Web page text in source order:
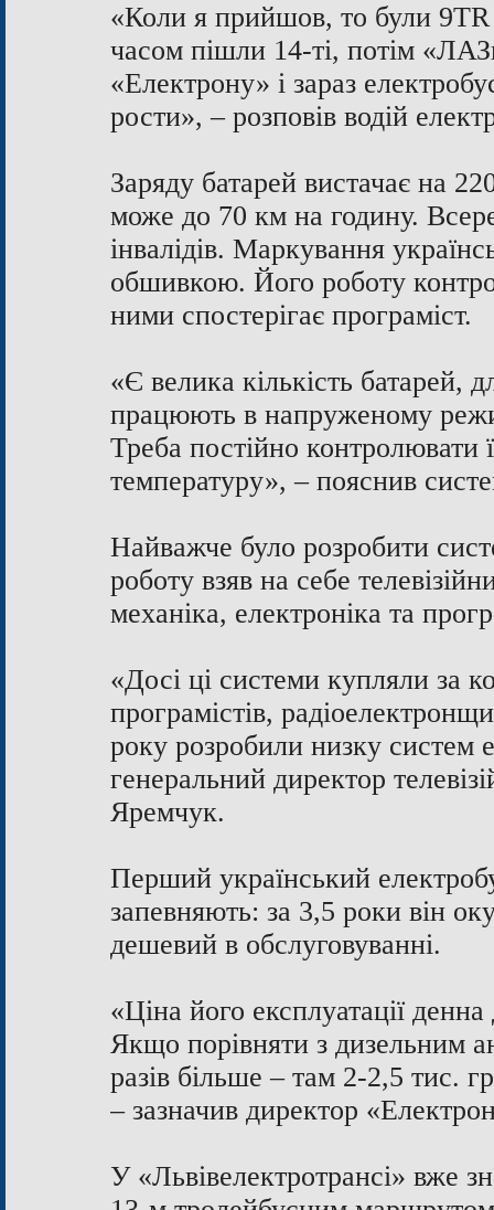
«Коли я прийшов, то були 9ТR
часом пішли 14-ті, потім
«Електрону» і зараз
рости», – розповів водій
Заряду батарей вистачає на
може до 70 км на годину.
інвалідів. Маркування
обшивкою. Його роботу
ними спостерігає програміст.
«Є велика кількість батарей,
працюють в напруженому
Треба постійно контролювати
температуру», – пояснив
Найважче було розробити
роботу взяв на себе
механіка, електроніка та
«Досі ці системи купляли за
програмістів,
року розробили низку систем
генеральний директор
Яремчук.
Перший український
запевняють: за 3,5 роки він
дешевий в обслуговуванні.
«Ціна його експлуатації
Якщо порівняти з дизельним
разів більше – там 2-2,5 тис.
– зазначив директор
У «Львівелектротрансі» вже